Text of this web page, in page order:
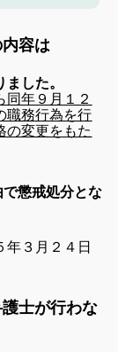
容は
した。
同年９月１２
職務行為を行
の変更をもた
懲戒処分とな
３月２４日
士が行わな